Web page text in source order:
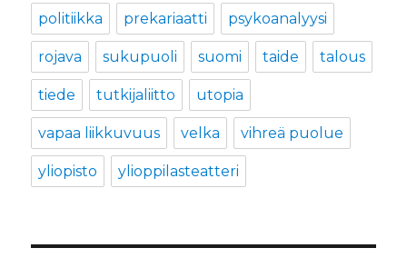
politiikka prekariaatti psykoanalyysi
rojava sukupuoli suomi taide talous
tiede tutkijaliitto utopia
vapaa liikkuvuus velka vihreä puolue
yliopisto ylioppilasteatteri